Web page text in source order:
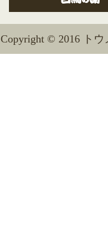
Copyright © 2016 ト